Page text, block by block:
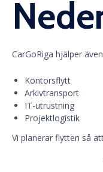
CarGoRiga hjälper
Kontorsflytt
Arkivtransport
IT-utrustning
Projektlogistik
Vi planerar flytten så